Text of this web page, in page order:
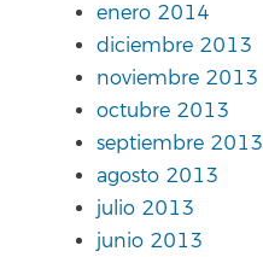
enero 2014
diciembre 2013
noviembre 2013
octubre 2013
septiembre 2013
agosto 2013
julio 2013
junio 2013